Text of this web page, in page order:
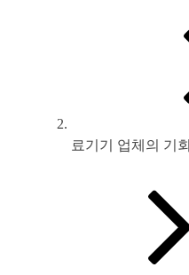
료기기 업체의 기회